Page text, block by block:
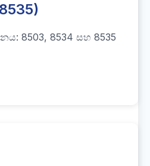
8503, 8534 සහ 8535